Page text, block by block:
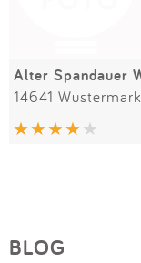
Alter Spandauer
14641 Wustermark
BLOG